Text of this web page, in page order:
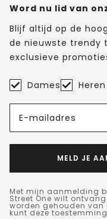
Word nu lid van
Blijf altijd op de
de nieuwste trendy
exclusieve
Dames Heren
E-mailadres
MELD JE
Met mijn aanmelding
Street One wilt
worden gehouden van
kunt deze